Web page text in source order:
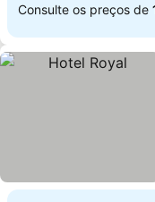
Consulte os preços de